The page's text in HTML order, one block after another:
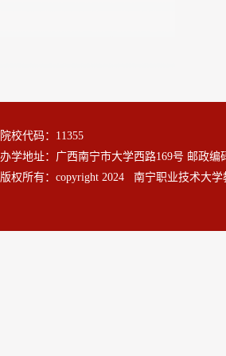
院校代码：11355
办学地址：广西南宁市大学西路169号 邮政编
版权所有：copyright 2024 南宁职业技术大学